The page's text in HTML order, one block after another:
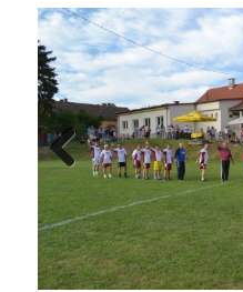
ous